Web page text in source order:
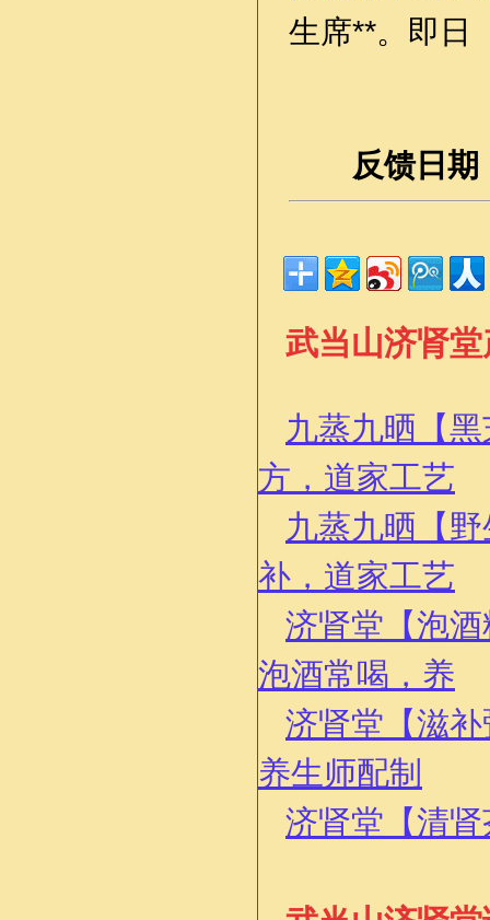
生席**。即日
反馈日期
武当山济肾
九蒸九晒【
方，道家工艺
九蒸九晒【
补，道家工艺
济肾堂【泡
泡酒常喝，养
济肾堂【滋
养生师配制
济肾堂【清